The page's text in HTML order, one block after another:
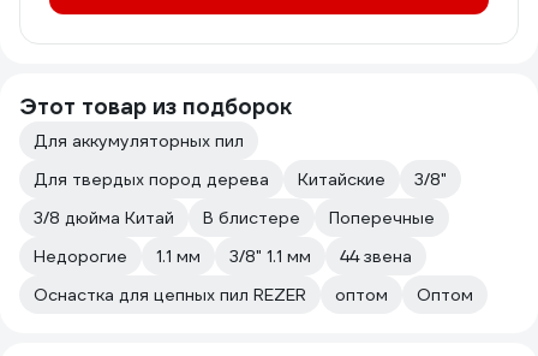
Этот товар из подборок
Для аккумуляторных пил
Для твердых пород дерева
Китайские
3/8"
3/8 дюйма Китай
В блистере
Поперечные
Недорогие
1.1 мм 3/8" 1.1 мм
44 звена
Оснастка для цепных пил REZER
оптом Оптом